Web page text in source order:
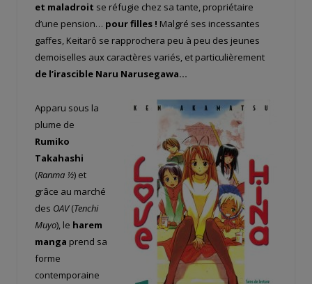
et maladroit se réfugie chez sa tante, propriétaire
d’une pension… pour filles ! Malgré ses incessantes
gaffes, Keitarô se rapprochera peu à peu des jeunes
demoiselles aux caractères variés, et particulièrement
de l’irascible Naru Narusegawa…
Apparu sous la
plume de
Rumiko
Takahashi
(Ranma ½) et
grâce au marché
des OAV(Tenchi
Muyo), le harem
manga prend sa
forme
contemporaine